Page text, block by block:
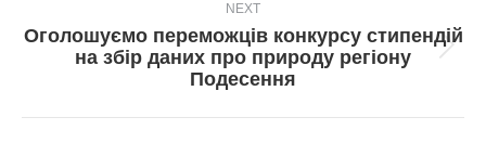
NEXT
Next
post:
Оголошуємо переможців конкурсу стипендій
на збір даних про природу регіону
Подесення